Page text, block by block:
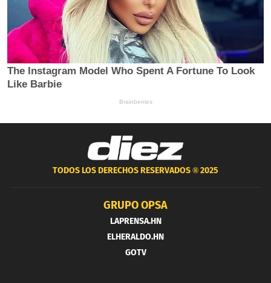
TODOS LOS DERECHOS RESERVADOS ®2025
GRUPO OPSA
LAPRENSA.HN
ELHERALDO.HN
GOTV